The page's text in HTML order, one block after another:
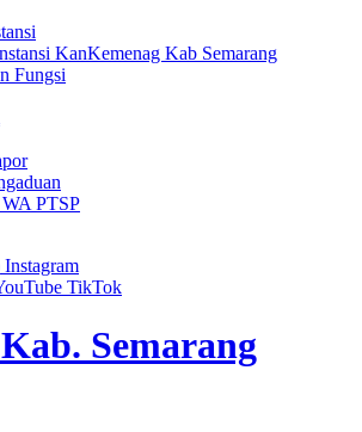
KanKemenag Kab Semarang
Fungsi
PTSP
Instagram
TikTok
Semarang